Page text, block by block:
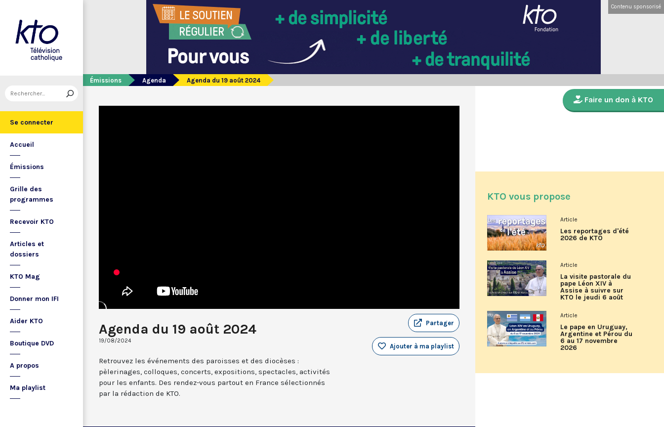
Se connecter
Accueil
Émissions
Grille des
programmes
Recevoir KTO
Articles et
dossiers
KTO Mag
Donner mon IFI
Aider KTO
Boutique DVD
A propos
Ma playlist
Contenu sponsorisé
Émissions Agenda Agenda du 19 août 2024
Agenda du 19 août 2024
19/08/2024
Partager
Ajouter à ma playlist
Retrouvez les événements des paroisses et des diocèses :
pèlerinages, colloques, concerts, expositions, spectacles, activités
pour les enfants. Des rendez-vous partout en France sélectionnés
par la rédaction de KTO.
Faire un don à KTO
KTO vous propose
Article
Les reportages d'été
2026 de KTO
Article
La visite pastorale du
pape Léon XIV à
Assise à suivre sur
KTO le jeudi 6 août
Article
Le pape en Uruguay,
Argentine et Pérou du
6 au 17 novembre
2026